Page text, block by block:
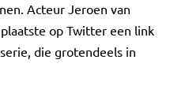
Acteur Jeroen van
op Twitter een link
die grotendeels in